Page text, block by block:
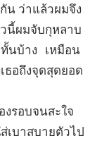
น ว่าแล้วผมจึง
นี้ผมจับกุหลาบ
ทั้นบ้าง เหมือน
ธอถึงจุดสุดยอด
รอบจนสะใจ
เบาสบายตัวไป